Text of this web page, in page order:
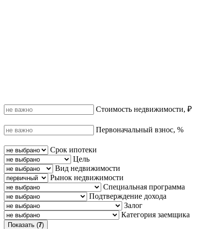
Стоимость недвижимости, ₽
Первоначальный взнос, %
Срок ипотеки
Цель
Вид недвижимости
Рынок недвижимости
Специальная программа
Подтверждение дохода
Залог
Категория заемщика
Показать (7)